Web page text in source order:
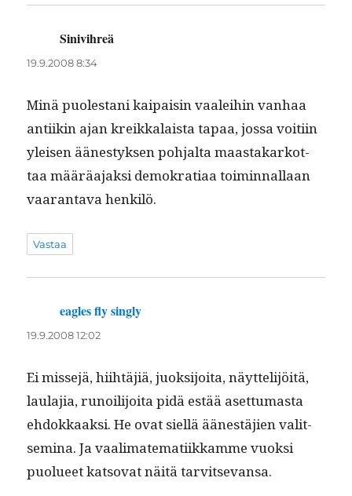
Sinivihreä
19.9.2008 8:34
Minä puolestani kaipaisin vaalei­hin van­haa
anti­ikin ajan kreikkalaista tapaa, jos­sa voiti­in
yleisen äänestyk­sen poh­jal­ta maas­takarkot­
taa määräa­jak­si demokra­ti­aa toimin­nal­laan
vaaran­ta­va henkilö.
Vastaa
eagles fly singly
19.9.2008 12:02
Ei mis­se­jä, hiihtäjiä, juok­si­joi­ta, näyt­telijöitä,
laula­jia, runoil­i­joi­ta pidä estää aset­tumas­ta
ehdokkaak­si. He ovat siel­lä äänestäjien val­it­
sem­i­na. Ja vaal­i­matem­ati­ikkamme vuok­si
puolueet katso­vat näitä tarvitsevansa.